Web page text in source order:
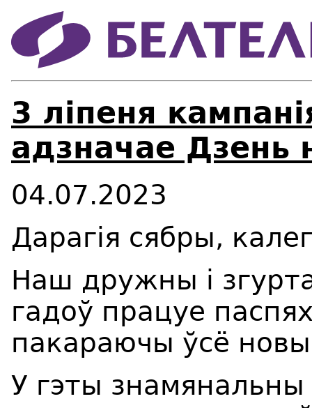
3 ліпеня
адзначае Дзень
04.07.2023
Дарагія сябры,
Наш дружны і
гадоў працуе
пакараючы ўсё
У гэты